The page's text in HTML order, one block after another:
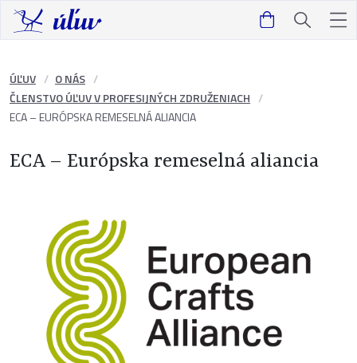
ÚĽUV
O NÁS
ČLENSTVO ÚĽUV V PROFESIJNÝCH ZDRUŽENIACH
ECA – EURÓPSKA REMESELNÁ ALIANCIA
ECA – Európska remeselná aliancia